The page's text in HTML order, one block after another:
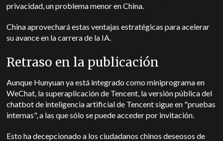
privacidad, un problema menor en China.
China aprovechará estas ventajas estratégicas para acelerar
su avance en la carrera de la IA.
Retraso en la publicación
Aunque Hunyuan ya está integrado como miniprograma en
WeChat, la superaplicación de Tencent, la versión pública del
chatbot de inteligencia artificial de Tencent sigue en "pruebas
internas", a las que sólo se puede acceder por invitación.
Esto ha decepcionado a los ciudadanos chinos deseosos de